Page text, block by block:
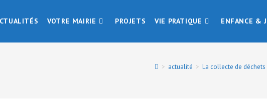
VOTRE MAIRIE PROJETS VIE PRATIQUE ENFANCE &
> actualité > La collecte de déchets